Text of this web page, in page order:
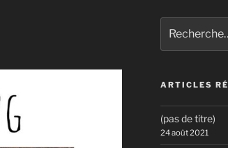
pour
:
ARTICLES
(pas de titre)
24 août 2021